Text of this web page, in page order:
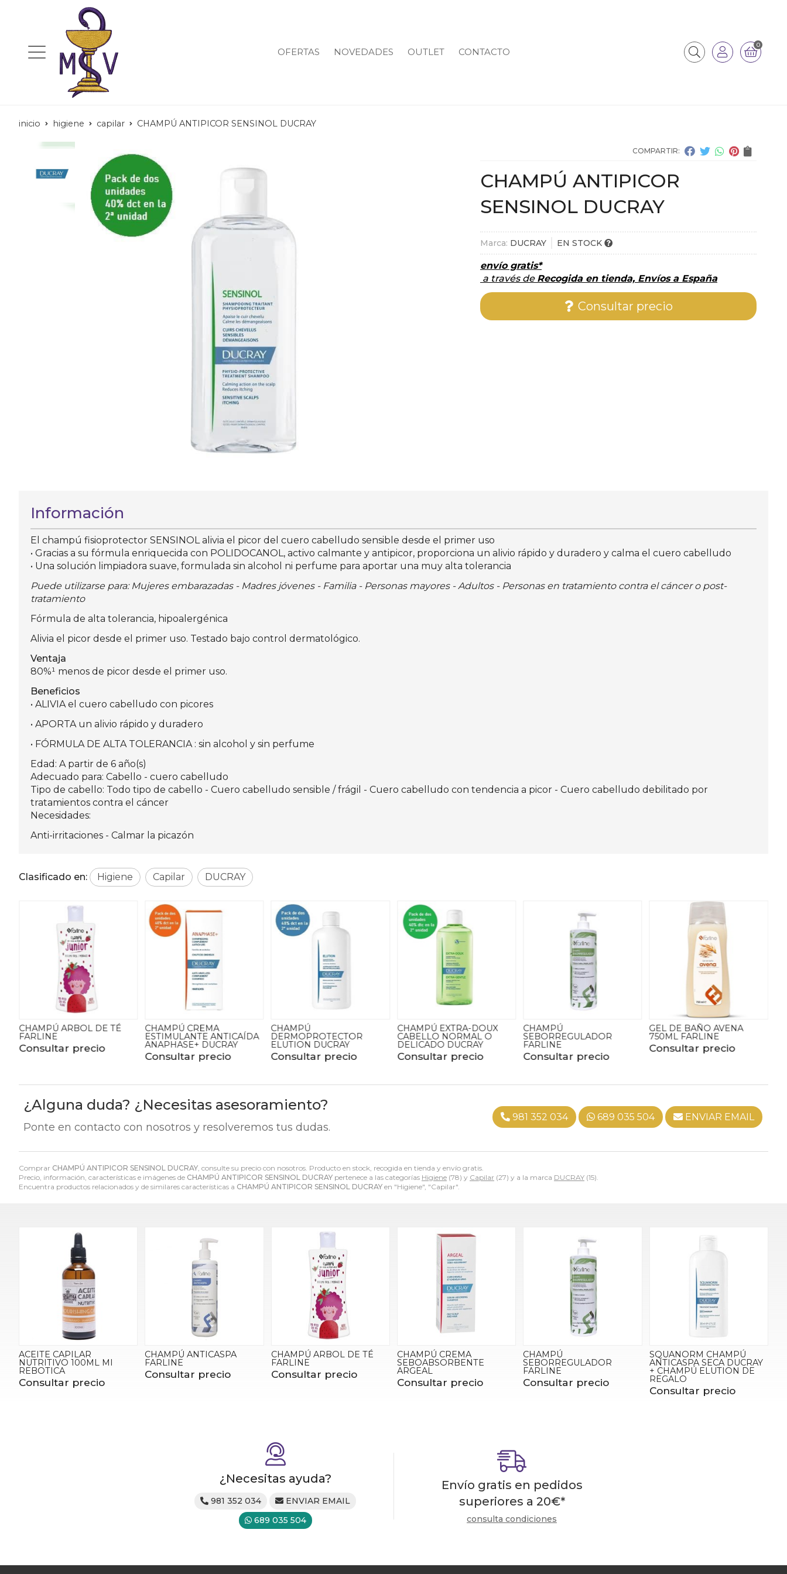
OFERTAS NOVEDADES OUTLET CONTACTO
0
inicio higiene capilar CHAMPÚ ANTIPICOR SENSINOL DUCRAY
COMPARTIR:
CHAMPÚ ANTIPICOR
SENSINOL DUCRAY
Marca: DUCRAY EN STOCK
envío gratis*
a través de Recogida en tienda, Envíos a España
Consultar precio
Comprar CHAMPÚ ANTIPICOR SENSINOL DUCRAY, consulte su precio con nosotros. Producto en stock, recogida en tienda y envío gratis.
Precio, información, características e imágenes de CHAMPÚ ANTIPICOR SENSINOL DUCRAY pertenece a las categorías Higiene (78) y Capilar (27) y a la marca DUCRAY (15).
Encuentra productos relacionados y de similares características a CHAMPÚ ANTIPICOR SENSINOL DUCRAY en "Higiene", "Capilar".
Información
El champú fisioprotector SENSINOL alivia el picor del cuero cabelludo sensible desde el primer uso
• Gracias a su fórmula enriquecida con POLIDOCANOL, activo calmante y antipicor, proporciona un alivio rápido y duradero y calma el cuero cabelludo
• Una solución limpiadora suave, formulada sin alcohol ni perfume para aportar una muy alta tolerancia
Puede utilizarse para: Mujeres embarazadas - Madres jóvenes - Familia - Personas mayores - Adultos - Personas en tratamiento contra el cáncer o post-
tratamiento
Fórmula de alta tolerancia, hipoalergénica
Alivia el picor desde el primer uso. Testado bajo control dermatológico.
Ventaja
80%¹ menos de picor desde el primer uso.
Beneficios
• ALIVIA el cuero cabelludo con picores
• APORTA un alivio rápido y duradero
• FÓRMULA DE ALTA TOLERANCIA : sin alcohol y sin perfume
Edad: A partir de 6 año(s)
Adecuado para: Cabello - cuero cabelludo
Tipo de cabello: Todo tipo de cabello - Cuero cabelludo sensible / frágil - Cuero cabelludo con tendencia a picor - Cuero cabelludo debilitado por
tratamientos contra el cáncer
Necesidades:
Anti-irritaciones - Calmar la picazón
Clasificado en: Higiene Capilar DUCRAY
TÉ CHAMPÚ CREMA
ESTIMULANTE ANTICAÍDA
ANAPHASE+ DUCRAY
Consultar precio
CHAMPÚ
DERMOPROTECTOR
ELUTION DUCRAY
Consultar precio
CHAMPÚ EXTRA-DOUX
CABELLO NORMAL O
DELICADO DUCRAY
Consultar precio
CHAMPÚ
SEBORREGULADOR
FARLINE
Consultar precio
GEL DE BAÑO AVENA
750ML FARLINE
Consultar precio
CHAMPÚ ANTICASPA
FARLINE
Consultar precio
¿Alguna duda? ¿Necesitas asesoramiento?
Ponte en contacto con nosotros y resolveremos tus dudas.
981 352 034 689 035 504 ENVIAR EMAIL
ACEITE CAPILAR
NUTRITIVO 100ML MI
REBOTICA
Consultar precio
CHAMPÚ ANTICASPA
FARLINE
Consultar precio
CHAMPÚ ARBOL DE TÉ
FARLINE
Consultar precio
CHAMPÚ CREMA
SEBOABSORBENTE
ARGEAL
Consultar precio
CHAMPÚ
SEBORREGULADOR
FARLINE
Consultar precio
SQUANORM CHAMPÚ
ANTICASPA SECA DUCRAY
+ CHAMPÚ ELUTION DE
REGALO
Consultar precio
¿Necesitas ayuda?
981 352 034
ENVIAR EMAIL
689 035 504
Envío gratis en pedidos
superiores a 20€*
consulta condiciones